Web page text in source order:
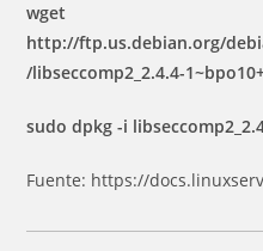
wget
http://ftp.us.debian.org/
/libseccomp2_2.4.4-
sudo dpkg -i
Fuente: https://